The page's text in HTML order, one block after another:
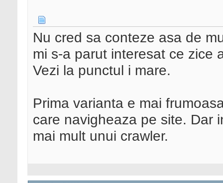
Nu cred sa conteze asa de
mi s-a parut interesat ce zice
Vezi la punctul i mare.
Prima varianta e mai
care navigheaza pe site. Dar
mai mult unui crawler.